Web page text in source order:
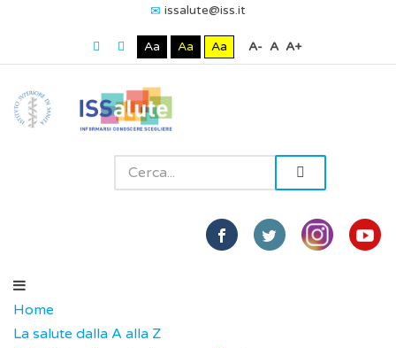
issalute@iss.it
Aa Aa Aa A- A A+
Home
La salute dalla A alla Z